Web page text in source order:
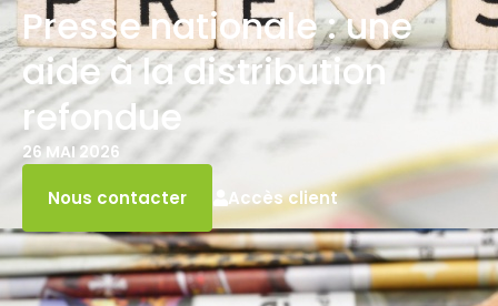
Presse nationale : une
aide à la distribution
refondue
26 MAI 2026
Nous contacter Accès client